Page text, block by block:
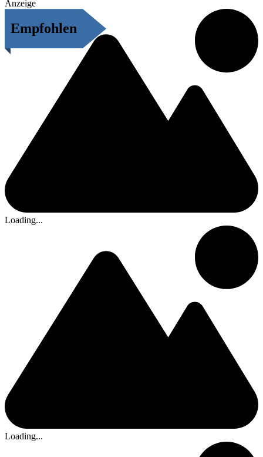
Anzeige
Empfohlen
Loading...
Loading...